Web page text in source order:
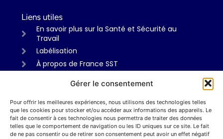
Gérer le consentement
Pour offrir les meilleures expériences, nous utilisons des technologies telles
que les cookies pour stocker et/ou accéder aux informations des appareils. Le
fait de consentir à ces technologies nous permettra de traiter des données
telles que le comportement de navigation ou les ID uniques sur ce site. Le fait
de ne pas consentir ou de retirer son consentement peut avoir un effet négatif
Liens utiles
En savoir plus sur la Santé et Sécurité au
Travail
Labélisation
À propos de France SST
Informations
Mentions légales
Politiques de confidentialité